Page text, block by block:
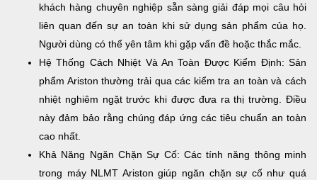
khách hàng chuyên nghiệp sẵn sàng giải đáp mọi câu hỏi
liên quan đến sự an toàn khi sử dụng sản phẩm của họ.
Người dùng có thể yên tâm khi gặp vấn đề hoặc thắc mắc.
Hệ Thống Cách Nhiệt Và An Toàn Được Kiểm Định: Sản
phẩm Ariston thường trải qua các kiểm tra an toàn và cách
nhiệt nghiêm ngặt trước khi được đưa ra thị trường. Điều
này đảm bảo rằng chúng đáp ứng các tiêu chuẩn an toàn
cao nhất.
Khả Năng Ngăn Chặn Sự Cố: Các tính năng thông minh
trong máy NLMT Ariston giúp ngăn chặn sự cố như quá